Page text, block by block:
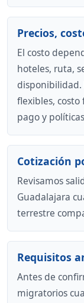
Precios,
El costo
hoteles, ruta,
disponibilidad.
flexibles,
pago y
Cotización
Revisamos
Guadalajara
terrestre
Requisitos
Antes de
migratorios